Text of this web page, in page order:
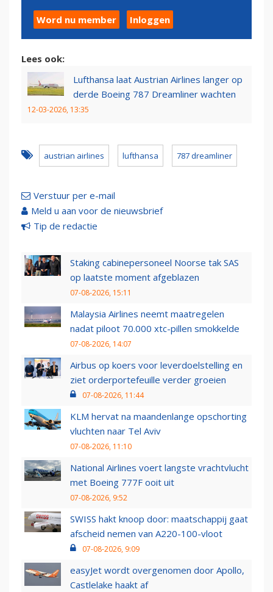
Word nu member Inloggen
Lees ook:
Lufthansa laat Austrian Airlines langer op
derde Boeing 787 Dreamliner wachten
12-03-2026, 13:35
austrian airlines lufthansa 787 dreamliner
Verstuur per e-mail
Meld u aan voor de nieuwsbrief
Tip de redactie
Staking cabinepersoneel Noorse tak SAS
op laatste moment afgeblazen
07-08-2026, 15:11
Malaysia Airlines neemt maatregelen
nadat piloot 70.000 xtc-pillen smokkelde
07-08-2026, 14:07
Airbus op koers voor leverdoelstelling en
ziet orderportefeuille verder groeien
07-08-2026, 11:44
KLM hervat na maandenlange opschorting
vluchten naar Tel Aviv
07-08-2026, 11:10
National Airlines voert langste vrachtvlucht
met Boeing 777F ooit uit
07-08-2026, 9:52
SWISS hakt knoop door: maatschappij gaat
afscheid nemen van A220-100-vloot
07-08-2026, 9:09
easyJet wordt overgenomen door Apollo,
Castlelake haakt af